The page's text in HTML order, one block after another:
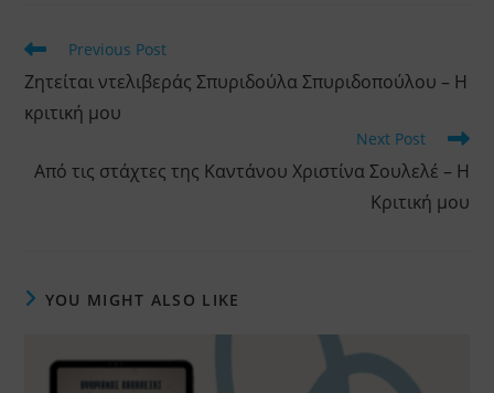
Read
articles
Previous Post
Ζητείται ντελιβεράς Σπυριδούλα Σπυριδοπούλου – Η
κριτική μου
Next Post
Από τις στάχτες της Καντάνου Χριστίνα Σουλελέ – Η
Κριτική μου
YOU MIGHT ALSO LIKE